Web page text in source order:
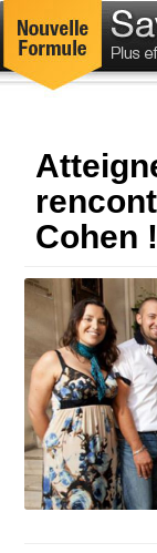
Cohen !